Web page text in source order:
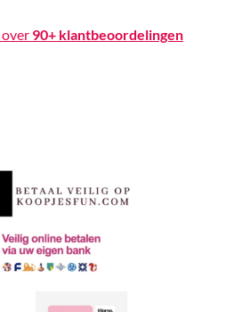
over 90+ klantbeoordelingen